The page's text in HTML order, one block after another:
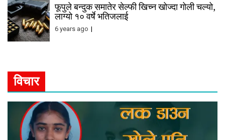
फूपुले बन्दुक समातेर सेल्फी खिच्न खोज्दा गोली चल्यो,
लाग्यो १० वर्षे भतिजलाई
6 years ago
विचार